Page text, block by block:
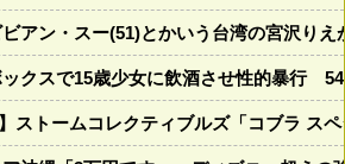
ビアン・スー(51)とかいう台湾の宮沢り
ックスで15歳少女に飲酒させ性的暴行
ストームコレクティブルズ「コブラ ス